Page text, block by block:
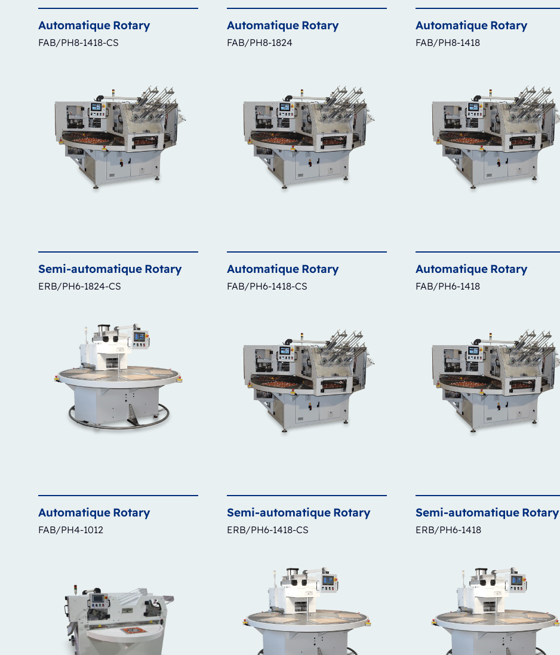
Automatique Rotary
FAB/PH8-1418-CS
Automatique Rotary
FAB/PH8-1824
Automatique Rotary
FAB/PH8-1418
Semi-automatique Rotary
ERB/PH6-1824-CS
Automatique Rotary
FAB/PH6-1418-CS
Automatique Rotary
FAB/PH6-1418
Automatique Rotary
FAB/PH4-1012
Semi-automatique Rotary
ERB/PH6-1418-CS
Semi-automatique Rotary
ERB/PH6-1418